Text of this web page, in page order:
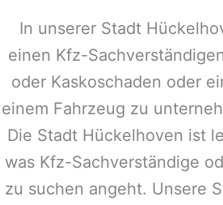
In unserer Stadt
einen Kfz-
oder Kaskoschaden oder
einem Fahrzeug zu
Die Stadt Hückelhoven ist
was Kfz-Sachverständige
zu suchen angeht. Unsere